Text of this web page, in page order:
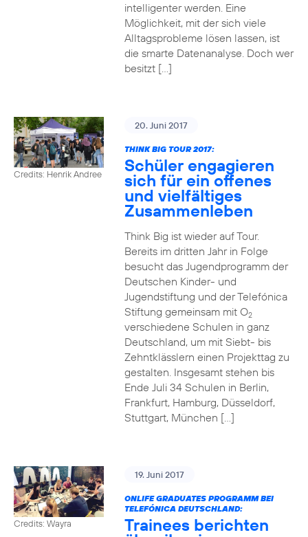
intelligenter werden. Eine
Möglichkeit, mit der sich viele
Alltagsprobleme lösen lassen, ist
die smarte Datenanalyse. Doch wer
besitzt […]
Credits: Henrik Andree
20. Juni 2017
THINK BIG TOUR 2017:
Schüler engagieren
sich für ein offenes
und vielfältiges
Zusammenleben
Think Big ist wieder auf Tour.
Bereits im dritten Jahr in Folge
besucht das Jugendprogramm der
Deutschen Kinder- und
Jugendstiftung und der Telefónica
Stiftung gemeinsam mit O2
verschiedene Schulen in ganz
Deutschland, um mit Siebt- bis
Zehntklässlern einen Projekttag zu
gestalten. Insgesamt stehen bis
Ende Juli 34 Schulen in Berlin,
Frankfurt, Hamburg, Düsseldorf,
Stuttgart, München […]
Credits: Wayra
19. Juni 2017
ONLIFE GRADUATES PROGRAMM BEI
TELEFÓNICA DEUTSCHLAND:
Trainees berichten